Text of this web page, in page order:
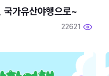
국가유산야행으로~
22621